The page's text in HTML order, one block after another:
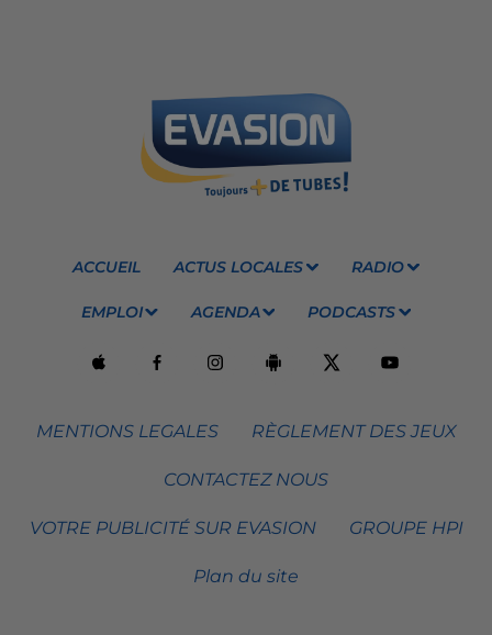
ACCUEIL ACTUS LOCALES RADIO
EMPLOI AGENDA PODCASTS
MENTIONS LEGALES RÈGLEMENT DES JEUX
CONTACTEZ NOUS
VOTRE PUBLICITÉ SUR EVASION GROUPE HPI
Plan du site